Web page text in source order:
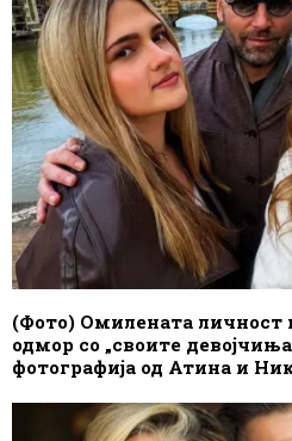
(Фото) Омилената
одмор со „своите
фотографија од Атина и